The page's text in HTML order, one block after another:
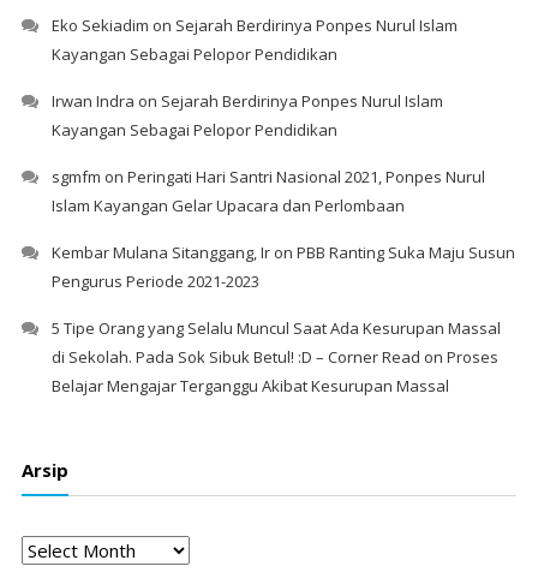
Eko Sekiadim on Sejarah Berdirinya Ponpes Nurul Islam
Kayangan Sebagai Pelopor Pendidikan
Irwan Indra on Sejarah Berdirinya Ponpes Nurul Islam
Kayangan Sebagai Pelopor Pendidikan
sgmfm on Peringati Hari Santri Nasional 2021, Ponpes Nurul
Islam Kayangan Gelar Upacara dan Perlombaan
Kembar Mulana Sitanggang, Iron PBB Ranting Suka Maju Susun
Pengurus Periode 2021-2023
5 Tipe Orang yang Selalu Muncul Saat Ada Kesurupan Massal
di Sekolah. Pada Sok Sibuk Betul! :D – Corner Read on Proses
Belajar Mengajar Terganggu Akibat Kesurupan Massal
Arsip
Arsip